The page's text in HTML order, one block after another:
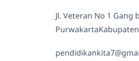
Jl. Veteran No 1 Gang